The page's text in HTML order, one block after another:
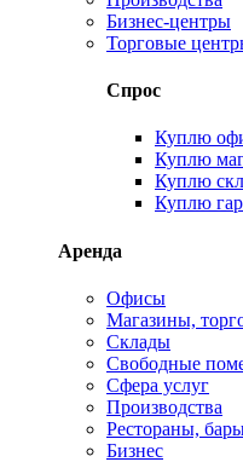
Бизнес-центры
Торговые
Спрос
Куплю
Куплю
Куплю
Куплю
Аренда
Офисы
Магазины,
Склады
Свободные
Сфера услуг
Производства
Рестораны,
Бизнес